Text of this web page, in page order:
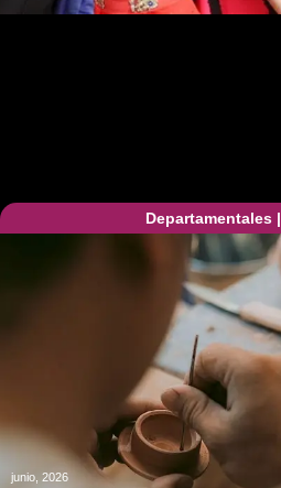
Departamentales|
junio, 2026